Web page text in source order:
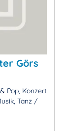
Görs
Pop, Konzert
Tanz /